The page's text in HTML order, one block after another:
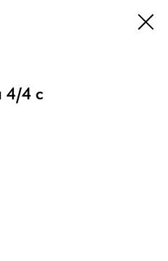
4/4 с